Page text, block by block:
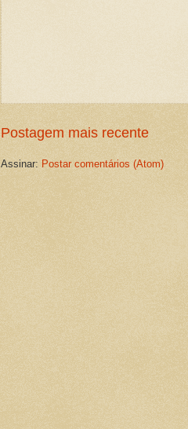
Postagem mais recente
Assinar: Postar comentários (Atom)